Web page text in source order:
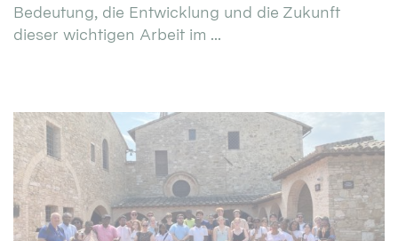
Bedeutung, die Entwicklung und die Zukunft
dieser wichtigen Arbeit im ...